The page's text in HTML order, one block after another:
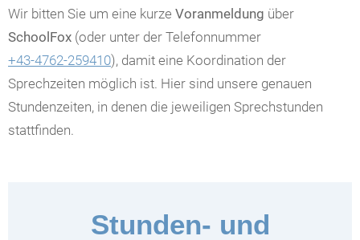
Wir bitten Sie um eine kurze Voranmeldung über
SchoolFox (oder unter der Telefonnummer
+43-4762-259410), damit eine Koordination der
Sprechzeiten möglich ist. Hier sind unsere genauen
Stundenzeiten, in denen die jeweiligen Sprechstunden
stattfinden.
Stunden- und